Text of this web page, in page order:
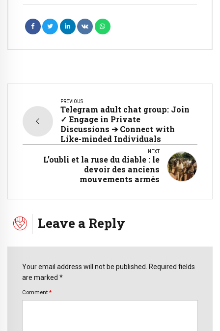
PREVIOUS
Telegram adult chat group: Join
✓ Engage in Private
Discussions ➔ Connect with
Like-minded Individuals
NEXT
L’oubli et la ruse du diable : le
devoir des anciens
mouvements armés
Leave a Reply
Your email address will not be published. Required fields
are marked *
Comment *